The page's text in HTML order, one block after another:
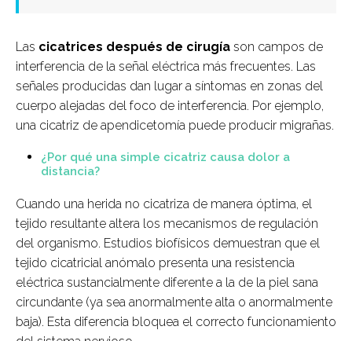
Las cicatrices después de cirugía son campos de
interferencia de la señal eléctrica más frecuentes. Las
señales producidas dan lugar a síntomas en zonas del
cuerpo alejadas del foco de interferencia. Por ejemplo,
una cicatriz de apendicetomía puede producir migrañas.
¿Por qué una simple cicatriz causa dolor a
distancia?
Cuando una herida no cicatriza de manera óptima, el
tejido resultante altera los mecanismos de regulación
del organismo. Estudios biofísicos demuestran que el
tejido cicatricial anómalo presenta una resistencia
eléctrica sustancialmente diferente a la de la piel sana
circundante (ya sea anormalmente alta o anormalmente
baja). Esta diferencia bloquea el correcto funcionamiento